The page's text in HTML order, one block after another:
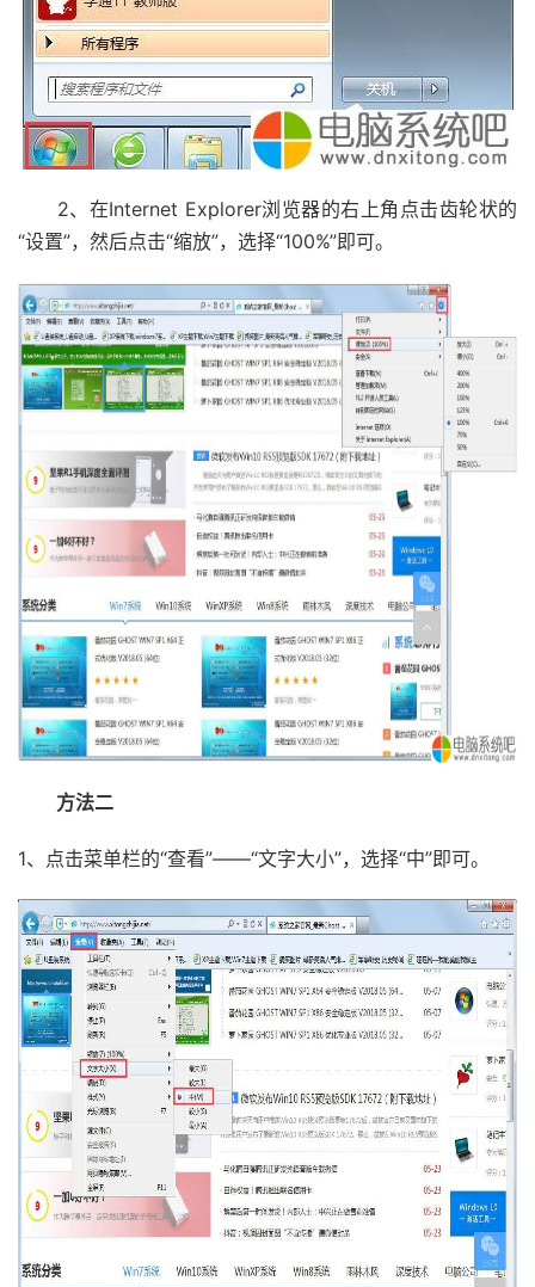
2、在Internet Explorer浏览器的右上角点击齿轮状的
“设置”，然后点击“缩放”，选择“100%”即可。
方法二
1、点击菜单栏的“查看”——“文字大小”，选择“中”即可。